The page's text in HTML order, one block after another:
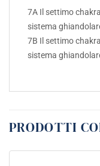
7A Il settimo
sistema
7B Il settimo
sistema
PRODOTTI